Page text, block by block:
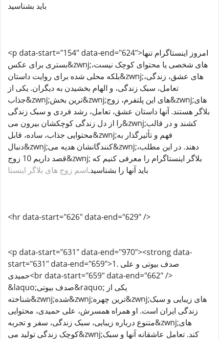
باید بشناسید
<p data-start="154" data-end="624">امروز اینستاگرام تنها
بستری برای عکس&zwnj;های شخصی یا محتوای کوچک نیست،
بلکه محلی شده برای روایت داستان&zwnj;های عشق، زندگی،
تعامل، سبک زندگی، و الهام بخشیدن به دیگران. یکی از
جذاب&zwnj;ترین بخش&zwnj;های این پلتفرم، زوج&zwnj;های
بلاگر هستند. آنها داستان عشق، تعامل، رشد فردی و سبک زندگی
را از دل زندگی کوچکشان بیرون می&zwnj;کشند و در قالب
محتوایی جذاب، ساده، قابل&zwnj;فهم و تأثیرگذار به
دنبال&zwnj;کنندگانشان هدیه می&zwnj;دهند. در این مطلب،
قصد داریم 10 زوج&zwnj; بلاگر اینستاگرام را معرفی کنیم که
باید آنها را بشناسید.اسم زوج های بلاگر اینستا
<hr data-start="626" data-end="629" />
<p data-start="631" data-end="970"><strong data-
start="631" data-end="659">1. صدف بیوتی و علی
حمیدی<br data-start="659" data-end="662" />
&laquo;صدف بیوتی&raquo; یکی از
شناخته&zwnj;شده&zwnj;ترین چهره&zwnj;های زیبایی و سبک
زندگی ایران است. او همراه همسرش، علی حمیدی، محتوایی
متنوع درباره زیبایی، سبک زندگی، سفر و تجربه&zwnj;های
کوچک زندگی تولید می&zwnj;کند. تعامل عاشقانه آنها و سبک